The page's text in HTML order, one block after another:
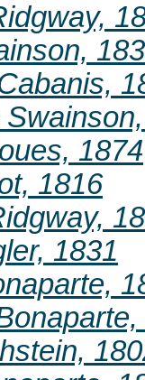
1874
1816
1831